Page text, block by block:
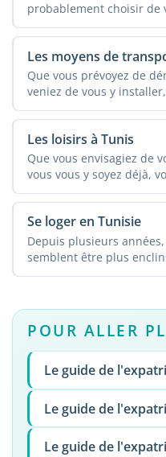
probablement choisir de
Les moyens de
Que vous prévoyez de
veniez de vous y
Les loisirs à Tunis
Que vous envisagiez de
vous vous y soyez déjà,
Se loger en Tunisie
Depuis plusieurs
semblent être plus
POUR ALLER
Le guide de
Le guide de
Le guide de